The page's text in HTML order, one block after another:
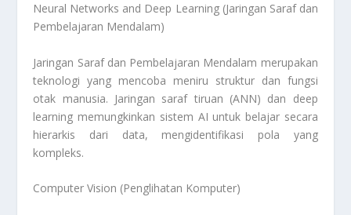
Neural Networks and Deep Learning (Jaringan Saraf dan
Pembelajaran Mendalam)
Jaringan Saraf dan Pembelajaran Mendalam merupakan
teknologi yang mencoba meniru struktur dan fungsi
otak manusia. Jaringan saraf tiruan (ANN) dan deep
learning memungkinkan sistem AI untuk belajar secara
hierarkis dari data, mengidentifikasi pola yang
kompleks.
Computer Vision (Penglihatan Komputer)